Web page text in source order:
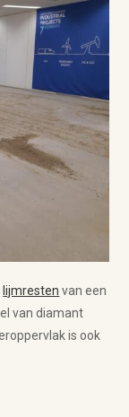
lijmresten van een
van diamant
is ook